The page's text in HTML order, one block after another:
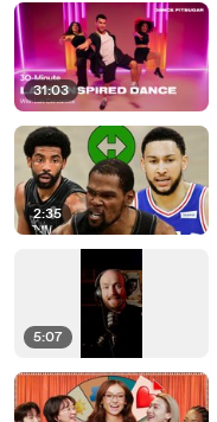
31:03
2:35
5:07